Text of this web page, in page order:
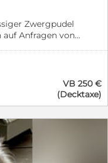
Zwergpudel
Anfragen von
ist er 5 Jahre
und aktiver
VB 250 €
(Decktaxe)